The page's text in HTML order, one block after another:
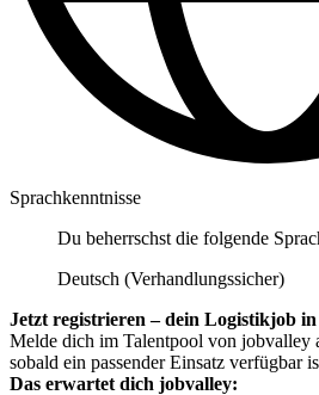
Sprachkenntnisse
Du beherrschst die folgende
Deutsch (Verhandlungssicher)
Jetzt registrieren – dein Logistikjob
Melde dich im Talentpool von jobvalley
sobald ein passender Einsatz verfügbar
Das erwartet dich jobvalley: